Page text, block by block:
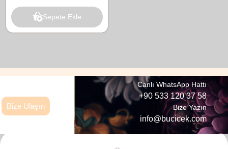
Sepete Ekle
Bize Ulaşın
Canlı WhatsApp Hattı
+90 533 120 37 58
Bize Yazın
info@bucicek.com